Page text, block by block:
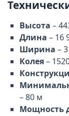
Высота –
Длина – 16
Ширина –
Колея–
– 80 м
Мощность